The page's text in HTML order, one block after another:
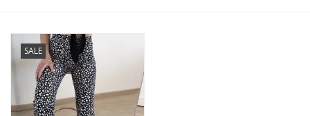
Sieraden
Accessoires
Home deco
SALE